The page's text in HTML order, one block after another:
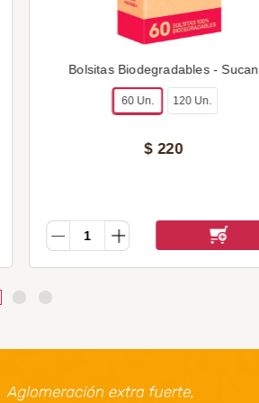
Bolsitas Biodegradables - Sucan
60 Un. 120 Un.
$ 220